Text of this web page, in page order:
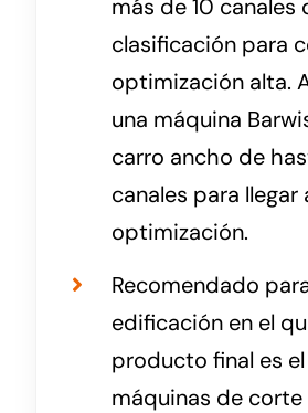
más de 10 canales
clasificación para
optimización alta.
una máquina
carro ancho de
canales para llegar
optimización.
Recomendado
edificación en el
producto final es
máquinas de